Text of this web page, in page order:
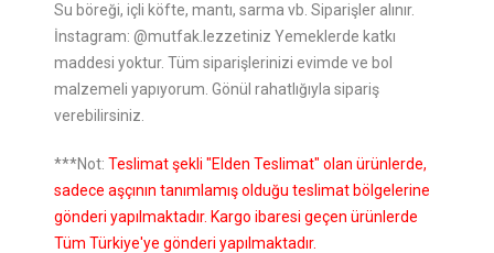
Su böreği, içli köfte, mantı, sarma vb. Siparişler alınır.
İnstagram: @mutfak.lezzetiniz Yemeklerde katkı
maddesi yoktur. Tüm siparişlerinizi evimde ve bol
malzemeli yapıyorum. Gönül rahatlığıyla sipariş
verebilirsiniz.
***Not: Teslimat şekli "Elden Teslimat" olan ürünlerde,
sadece aşçının tanımlamış olduğu teslimat bölgelerine
gönderi yapılmaktadır. Kargo ibaresi geçen ürünlerde
Tüm Türkiye'ye gönderi yapılmaktadır.